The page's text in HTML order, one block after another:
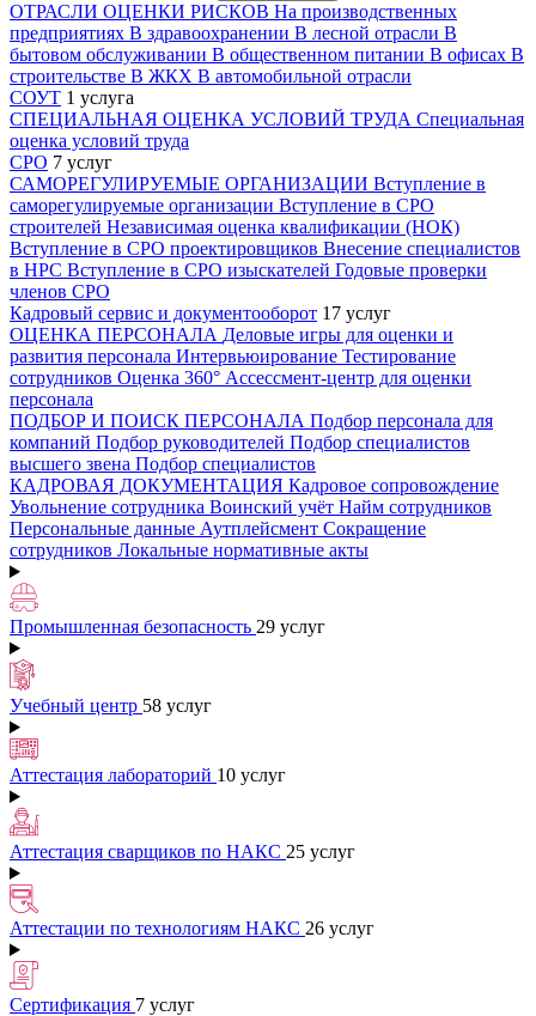
ОТРАСЛИ ОЦЕНКИ РИСКОВ На производственных
предприятиях В здравоохранении В лесной отрасли В
бытовом обслуживании В общественном питании В офисах В
строительстве В ЖКХ В автомобильной отрасли
СОУТ 1 услуга
СПЕЦИАЛЬНАЯ ОЦЕНКА УСЛОВИЙ ТРУДА Специальная
оценка условий труда
СРО 7 услуг
САМОРЕГУЛИРУЕМЫЕ ОРГАНИЗАЦИИ Вступление в
саморегулируемые организации Вступление в СРО
строителей Независимая оценка квалификации (НОК)
Вступление в СРО проектировщиков Внесение специалистов
в НРС Вступление в СРО изыскателей Годовые проверки
членов СРО
Кадровый сервис и документооборот 17 услуг
ОЦЕНКА ПЕРСОНАЛА Деловые игры для оценки и
развития персонала Интервьюирование Тестирование
сотрудников Оценка 360° Ассессмент-центр для оценки
персонала
ПОДБОР И ПОИСК ПЕРСОНАЛА Подбор персонала для
компаний Подбор руководителей Подбор специалистов
высшего звена Подбор специалистов
КАДРОВАЯ ДОКУМЕНТАЦИЯ Кадровое сопровождение
Увольнение сотрудника Воинский учёт Найм сотрудников
Персональные данные Аутплейсмент Сокращение
сотрудников Локальные нормативные акты
Промышленная безопасность 29 услуг
Учебный центр 58 услуг
Аттестация лабораторий 10 услуг
Аттестация сварщиков по НАКС 25 услуг
Аттестации по технологиям НАКС 26 услуг
Сертификация 7 услуг